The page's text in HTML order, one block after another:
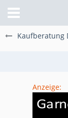
Kaufberatung
Anzeige: